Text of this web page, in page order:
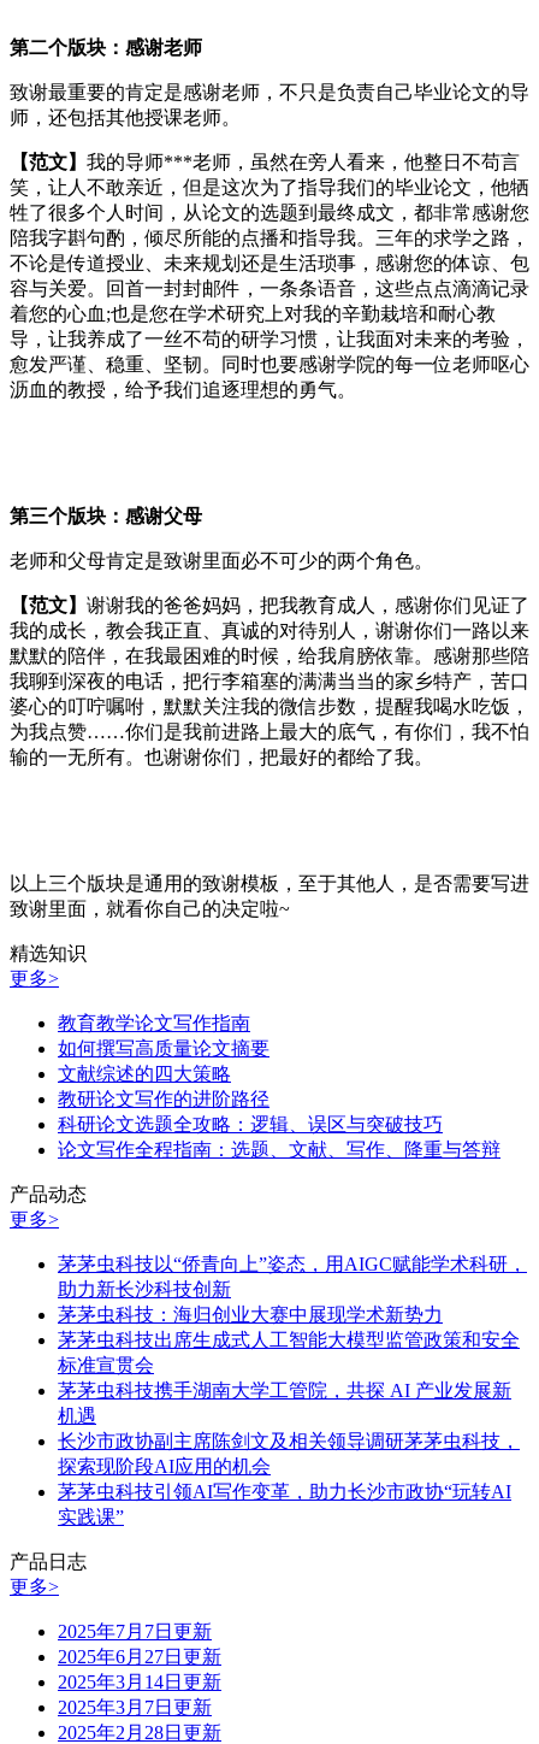
第二个版块：感谢老师
致谢最重要的肯定是感谢老师，不只是负责自己毕业论文的导
师，还包括其他授课老师。
【范文】 我的导师***老师，虽然在旁人看来，他整日不苟言
笑，让人不敢亲近，但是这次为了指导我们的毕业论文，他牺
牲了很多个人时间，从论文的选题到最终成文，都非常感谢您
陪我字斟句酌，倾尽所能的点播和指导我。三年的求学之路，
不论是传道授业、未来规划还是生活琐事，感谢您的体谅、包
容与关爱。回首一封封邮件，一条条语音，这些点点滴滴记录
着您的心血;也是您在学术研究上对我的辛勤栽培和耐心教
导，让我养成了一丝不苟的研学习惯，让我面对未来的考验，
愈发严谨、稳重、坚韧。同时也要感谢学院的每一位老师呕心
沥血的教授，给予我们追逐理想的勇气。
第三个版块：感谢父母
老师和父母肯定是致谢里面必不可少的两个角色。
【范文】 谢谢我的爸爸妈妈，把我教育成人，感谢你们见证了
我的成长，教会我正直、真诚的对待别人，谢谢你们一路以来
默默的陪伴，在我最困难的时候，给我肩膀依靠。感谢那些陪
我聊到深夜的电话，把行李箱塞的满满当当的家乡特产，苦口
婆心的叮咛嘱咐，默默关注我的微信步数，提醒我喝水吃饭，
为我点赞……你们是我前进路上最大的底气，有你们，我不怕
输的一无所有。也谢谢你们，把最好的都给了我。
以上三个版块是通用的致谢模板，至于其他人，是否需要写进
致谢里面，就看你自己的决定啦~
精选知识
更多>
教育教学论文写作指南
如何撰写高质量论文摘要
文献综述的四大策略
教研论文写作的进阶路径
科研论文选题全攻略：逻辑、误区与突破技巧
论文写作全程指南：选题、文献、写作、降重与答辩
产品动态
更多>
茅茅虫科技以“侨青向上”姿态，用AIGC赋能学术科研，
助力新长沙科技创新
茅茅虫科技：海归创业大赛中展现学术新势力
茅茅虫科技出席生成式人工智能大模型监管政策和安全
标准宣贯会
茅茅虫科技携手湖南大学工管院，共探 AI 产业发展新
机遇
长沙市政协副主席陈剑文及相关领导调研茅茅虫科技，
探索现阶段AI应用的机会
茅茅虫科技引领AI写作变革，助力长沙市政协“玩转AI
实践课”
产品日志
更多>
2025年7月7日更新
2025年6月27日更新
2025年3月14日更新
2025年3月7日更新
2025年2月28日更新